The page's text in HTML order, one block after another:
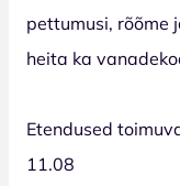
pettumusi, rõõme
heita ka
Etendused
11.08